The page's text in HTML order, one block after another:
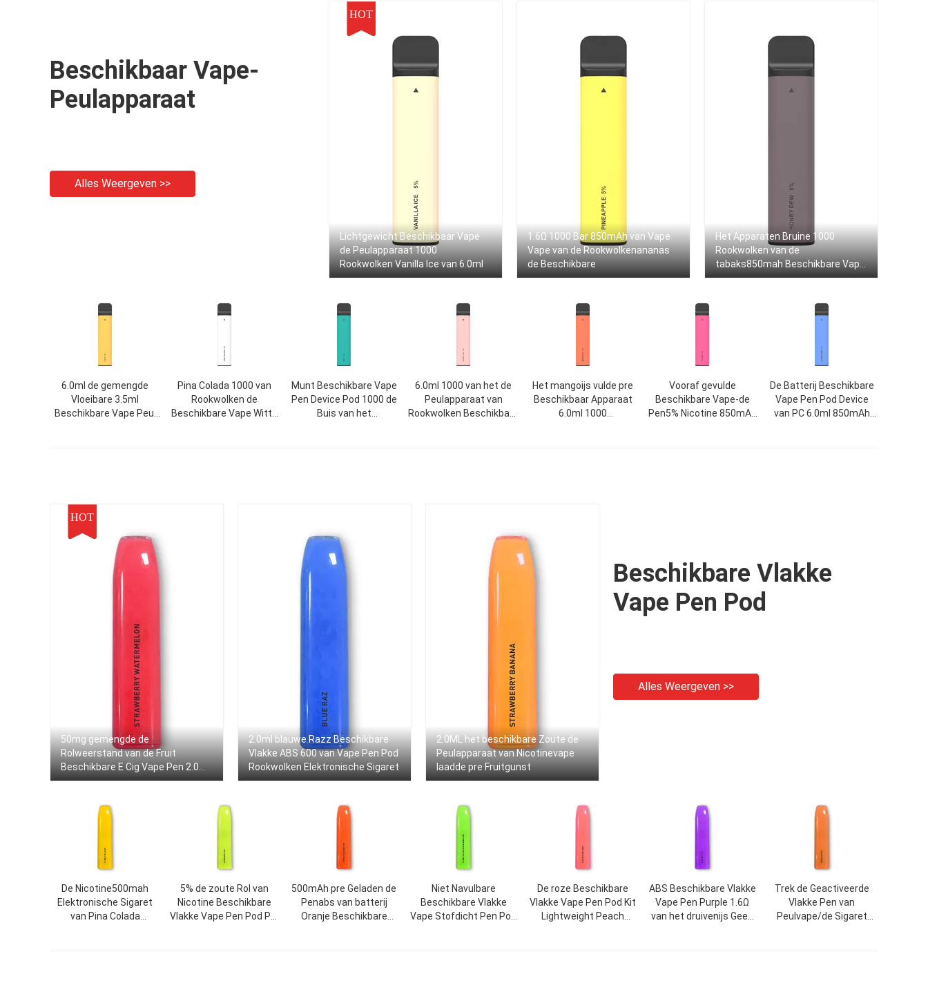
Beschikbaar Vape-
Peulapparaat
Alles Weergeven >>
HOT
Lichtgewicht Beschikbaar Vape
de Peulapparaat 1000
Rookwolken Vanilla Ice van 6.0ml
1.6Ω 1000 Bar 850mAh van Vape
Vape van de Rookwolkenananas
de Beschikbare
Het Apparaten Bruine 1000
Rookwolken van de
tabaks850mah Beschikbare Vape
Peul
6.0ml de gemengde
Vloeibare 3.5ml
Beschikbare Vape Peul
Pina Colada 1000 van
Rookwolken de
Beschikbare Vape Witte
Munt Beschikbare Vape
Pen Device Pod 1000 de
Buis van het
6.0ml 1000 van het de
Peulapparaat van
Rookwolken Beschikbare
Het mangoijs vulde pre
Beschikbaar Apparaat
6.0ml 1000
Vooraf gevulde
Beschikbare Vape-de
Pen5% Nicotine 850mAh
De Batterij Beschikbare
Vape Pen Pod Device
van PC 6.0ml 850mAh
HOT
50mg gemengde de
Rolweerstand van de Fruit
Beschikbare E Cig Vape Pen 2.0ml
1.6Ω
2.0ml blauwe Razz Beschikbare
Vlakke ABS 600 van Vape Pen Pod
Rookwolken Elektronische Sigaret
2.0ML het beschikbare Zoute de
Peulapparaat van Nicotinevape
laadde pre Fruitgunst
Beschikbare Vlakke
Vape Pen Pod
Alles Weergeven >>
De Nicotine500mah
Elektronische Sigaret
van Pina Colada
5% de zoute Rol van
Nicotine Beschikbare
Vlakke Vape Pen Pod Pre
500mAh pre Geladen de
Penabs van batterij
Oranje Beschikbare
Niet Navulbare
Beschikbare Vlakke
Vape Stofdicht Pen Pod
De roze Beschikbare
Vlakke Vape Pen Pod Kit
Lightweight Peach
ABS Beschikbare Vlakke
Vape Pen Purple 1.6Ω
van het druivenijs Geen
Trek de Geactiveerde
Vlakke Pen van
Peulvape/de Sigaret